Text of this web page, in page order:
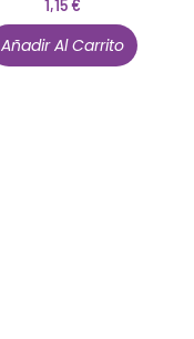
1,15€
Añadir Al Carrito